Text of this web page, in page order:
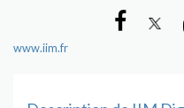
www.iim.fr